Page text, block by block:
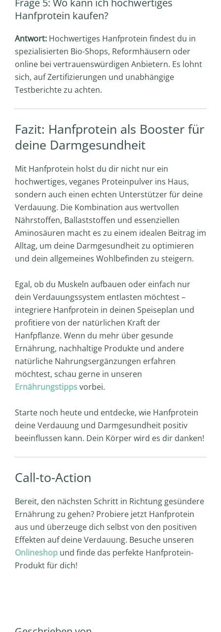
Hanfprotein kaufen?
Antwort: Hochwertiges Hanfprotein findest du in
spezialisierten Bio-Shops, Reformhäusern oder
online bei vertrauenswürdigen Anbietern. Es lohnt
sich, auf Zertifizierungen und unabhängige
Testberichte zu achten.
Fazit: Hanfprotein als Booster für
deine Darmgesundheit
Mit Hanfprotein holst du dir nicht nur ein
hochwertiges, veganes Proteinpulver ins Haus,
sondern auch einen echten Unterstützer für deine
Verdauung. Die Kombination aus wertvollen
Nährstoffen, Ballaststoffen und essenziellen
Aminosäuren macht es zu einem idealen Beitrag im
Alltag, um deine Darmgesundheit zu optimieren
und dein allgemeines Wohlbefinden zu steigern.
Egal, ob du Muskeln aufbauen oder einfach nur
dein Verdauungssystem entlasten möchtest –
integriere Hanfprotein in deinen Speiseplan und
profitiere von der natürlichen Kraft der
Hanfpflanze. Wenn du mehr über gesunde
Ernährung, nachhaltige Produkte und andere
natürliche Nahrungsergänzungen erfahren
möchtest, schau gerne in unseren
Ernährungstippsvorbei.
Starte noch heute und entdecke, wie Hanfprotein
deine Verdauung und Darmgesundheit positiv
beeinflussen kann. Dein Körper wird es dir danken!
Call-to-Action
Bereit, den nächsten Schritt in Richtung gesündere
Ernährung zu gehen? Probiere jetzt Hanfprotein
aus und überzeuge dich selbst von den positiven
Effekten auf deine Verdauung. Besuche unseren
Onlineshop und finde das perfekte Hanfprotein-
Produkt für dich!